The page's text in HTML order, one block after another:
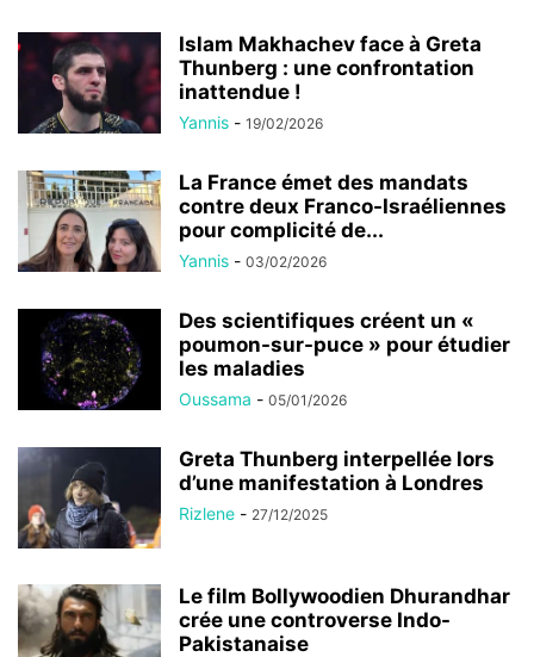
Islam Makhachev face à Greta
Thunberg : une confrontation
inattendue !
Yannis - 19/02/2026
La France émet des mandats
contre deux Franco-Israéliennes
pour complicité de...
Yannis - 03/02/2026
Des scientifiques créent un «
poumon-sur-puce » pour étudier
les maladies
Oussama - 05/01/2026
Greta Thunberg interpellée lors
d’une manifestation à Londres
Rizlene - 27/12/2025
Le film Bollywoodien Dhurandhar
crée une controverse Indo-
Pakistanaise